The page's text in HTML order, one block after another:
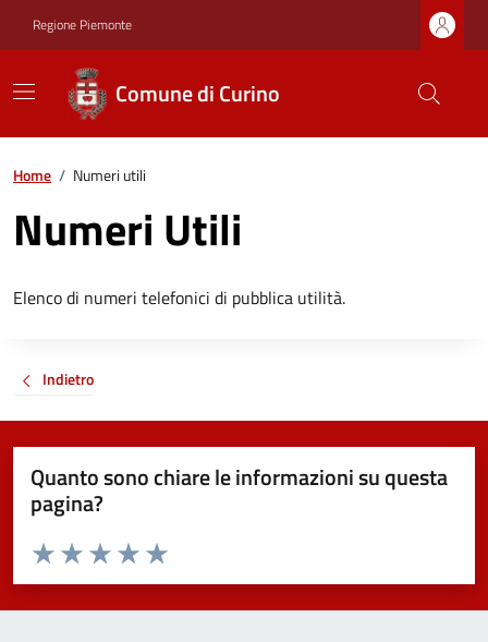
Regione Piemonte
Comune di Curino
Home / Numeri utili
Numeri Utili
Elenco di numeri telefonici di pubblica utilità.
Indietro
Quanto sono chiare le informazioni su questa
pagina?
Valuta da 1 a 5 stelle la pagina
Valuta 5 stelle su 5
Valuta 4 stelle su 5
Valuta 3 stelle su 5
Valuta 2 stelle su 5
Valuta 1 stelle su 5